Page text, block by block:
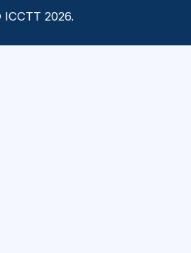
2026.